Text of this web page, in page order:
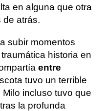
en alguna que otra
de atrás.
subir momentos
historia en
entre
tuvo un terrible
incluso tuvo que
la profunda